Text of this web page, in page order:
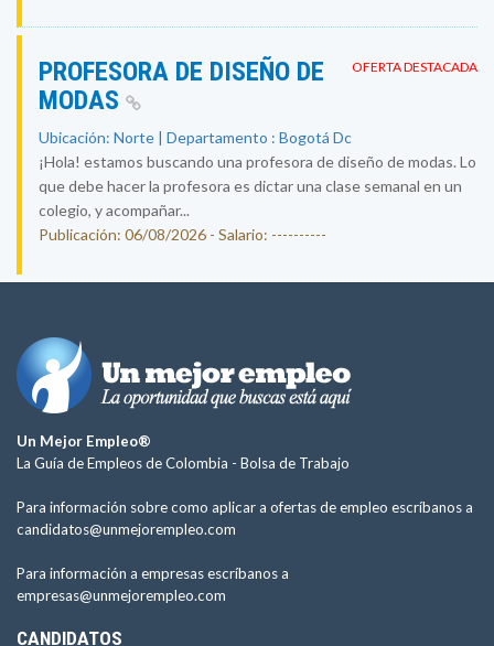
OFERTA DESTACADA
PROFESORA DE DISEÑO DE
MODAS
Ubicación: Norte | Departamento : Bogotá Dc
¡Hola! estamos buscando una profesora de diseño de modas. Lo
que debe hacer la profesora es dictar una clase semanal en un
colegio, y acompañar...
Publicación: 06/08/2026 - Salario: ----------
Un Mejor Empleo®
La Guía de Empleos de Colombia - Bolsa de Trabajo
Para información sobre como aplicar a ofertas de empleo escríbanos a
candidatos@unmejorempleo.com
Para información a empresas escríbanos a
empresas@unmejorempleo.com
CANDIDATOS